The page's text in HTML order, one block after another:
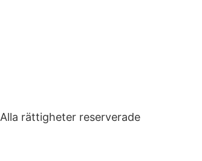
Alla rättigheter reserverade